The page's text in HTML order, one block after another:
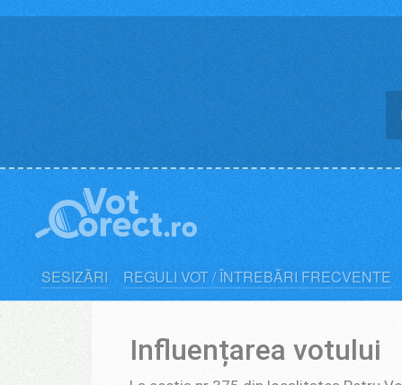
SESIZĂRI REGULI VOT / ÎNTREBĂRI FRECVENTE
Influențarea votului